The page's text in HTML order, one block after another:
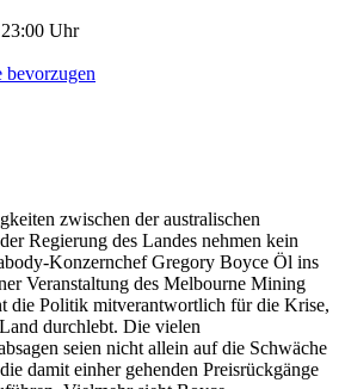
Uhr
zwischen der australischen
Regierung des Landes nehmen kein
Konzernchef Gregory Boyce Öl ins
Veranstaltung des Melbourne Mining
die Politik mitverantwortlich für die Krise,
durchlebt. Die vielen
seien nicht allein auf die Schwäche
damit einher gehenden Preisrückgänge